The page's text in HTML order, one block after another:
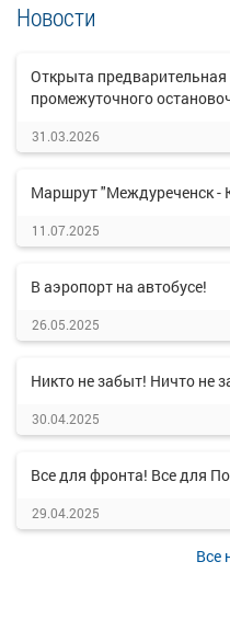
Новости
Открыта
промежуточного
31.03.2026
Маршрут "Междуреченск -
11.07.2025
В аэропорт на автобусе!
26.05.2025
Никто не забыт! Ничто не
30.04.2025
Все для фронта! Все для
29.04.2025
Все